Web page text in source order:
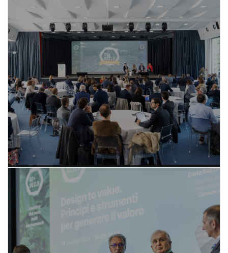
Il Programma 2026
SCOPRI DI PIÙ